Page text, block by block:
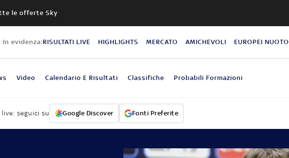
le offerte Sky
In evidenza:RISULTATI LIVE HIGHLIGHTS MERCATO AMICHEVOLI EUROPEI NUOTO
Video Calendario E Risultati Classifiche Probabili Formazioni
seguici su Google Discover Fonti Preferite